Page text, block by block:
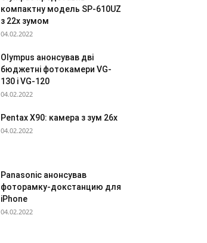
компактну модель SP-610UZ
з 22х зумом
04.02.2022
Olympus анонсував дві
бюджетні фотокамери VG-
130 і VG-120
04.02.2022
Pentax X90: камера з зум 26х
04.02.2022
Panasonic анонсував
фоторамку-докстанцию для
iPhone
04.02.2022